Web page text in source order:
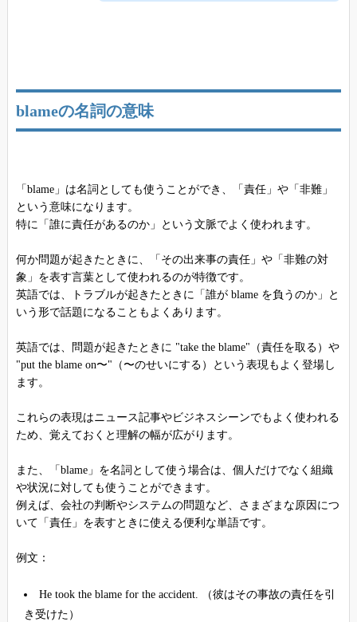
blameの名詞の意味
「blame」は名詞としても使うことができ、「責任」や「非難」
という意味になります。
特に「誰に責任があるのか」という文脈でよく使われます。
何か問題が起きたときに、「その出来事の責任」や「非難の対
象」を表す言葉として使われるのが特徴です。
英語では、トラブルが起きたときに「誰が blame を負うのか」と
いう形で話題になることもよくあります。
英語では、問題が起きたときに "take the blame"（責任を取る）や
"put the blame on〜"（〜のせいにする）という表現もよく登場し
ます。
これらの表現はニュース記事やビジネスシーンでもよく使われる
ため、覚えておくと理解の幅が広がります。
また、「blame」を名詞として使う場合は、個人だけでなく組織
や状況に対しても使うことができます。
例えば、会社の判断やシステムの問題など、さまざまな原因につ
いて「責任」を表すときに使える便利な単語です。
例文：
He took the blame for the accident. （彼はその事故の責任を引
き受けた）